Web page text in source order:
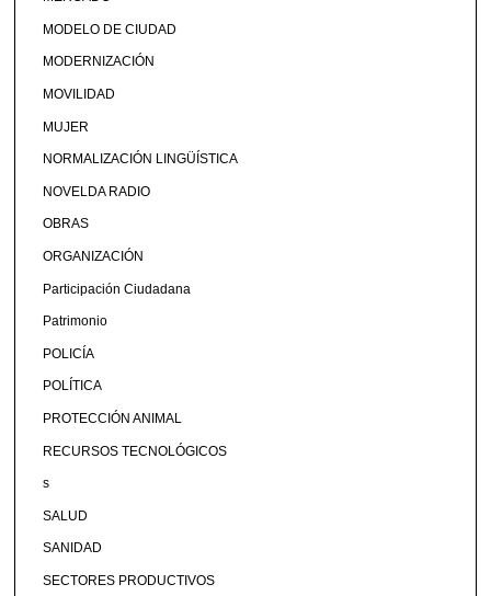
MODELO DE CIUDAD
MODERNIZACIÓN
MOVILIDAD
MUJER
NORMALIZACIÓN LINGÜÍSTICA
NOVELDA RADIO
OBRAS
ORGANIZACIÓN
Participación Ciudadana
Patrimonio
POLICÍA
POLÍTICA
PROTECCIÓN ANIMAL
RECURSOS TECNOLÓGICOS
s
SALUD
SANIDAD
SECTORES PRODUCTIVOS